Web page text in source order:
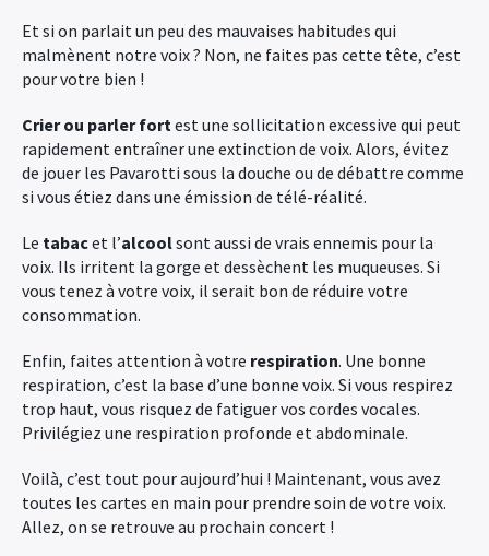
Et si on parlait un peu des mauvaises habitudes qui
malmènent notre voix ? Non, ne faites pas cette tête, c’est
pour votre bien !
Crier ou parler fortest une sollicitation excessive qui peut
rapidement entraîner une extinction de voix. Alors, évitez
de jouer les Pavarotti sous la douche ou de débattre comme
si vous étiez dans une émission de télé-réalité.
Le tabacet l’alcoolsont aussi de vrais ennemis pour la
voix. Ils irritent la gorge et dessèchent les muqueuses. Si
vous tenez à votre voix, il serait bon de réduire votre
consommation.
Enfin, faites attention à votre respiration. Une bonne
respiration, c’est la base d’une bonne voix. Si vous respirez
trop haut, vous risquez de fatiguer vos cordes vocales.
Privilégiez une respiration profonde et abdominale.
Voilà, c’est tout pour aujourd’hui ! Maintenant, vous avez
toutes les cartes en main pour prendre soin de votre voix.
Allez, on se retrouve au prochain concert !